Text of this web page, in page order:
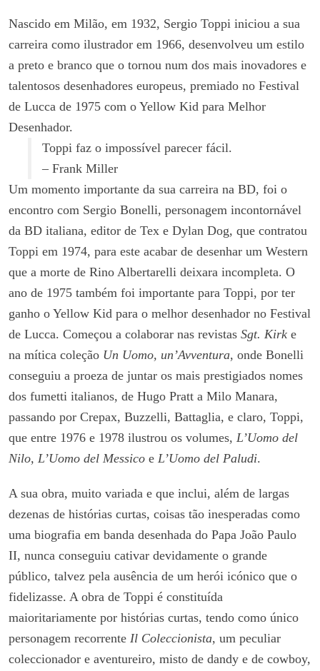
Nascido em Milão, em 1932, Sergio Toppi iniciou a sua
carreira como ilustrador em 1966, desenvolveu um estilo
a preto e branco que o tornou num dos mais inovadores e
talentosos desenhadores europeus, premiado no Festival
de Lucca de 1975 com o Yellow Kid para Melhor
Desenhador.
Toppi faz o impossível parecer fácil.
– Frank Miller
Um momento importante da sua carreira na BD, foi o
encontro com Sergio Bonelli, personagem incontornável
da BD italiana, editor de Tex e Dylan Dog, que contratou
Toppi em 1974, para este acabar de desenhar um Western
que a morte de Rino Albertarelli deixara incompleta. O
ano de 1975 também foi importante para Toppi, por ter
ganho o Yellow Kid para o melhor desenhador no Festival
de Lucca. Começou a colaborar nas revistas Sgt. Kirk e
na mítica coleção Un Uomo, un’Avventura, onde Bonelli
conseguiu a proeza de juntar os mais prestigiados nomes
dos fumetti italianos, de Hugo Pratt a Milo Manara,
passando por Crepax, Buzzelli, Battaglia, e claro, Toppi,
que entre 1976 e 1978 ilustrou os volumes, L’Uomo del
Nilo, L’Uomo del Messico e L’Uomo del Paludi.
A sua obra, muito variada e que inclui, além de largas
dezenas de histórias curtas, coisas tão inesperadas como
uma biografia em banda desenhada do Papa João Paulo
II, nunca conseguiu cativar devidamente o grande
público, talvez pela ausência de um herói icónico que o
fidelizasse. A obra de Toppi é constituída
maioritariamente por histórias curtas, tendo como único
personagem recorrente Il Coleccionista, um peculiar
coleccionador e aventureiro, misto de dandy e de cowboy,